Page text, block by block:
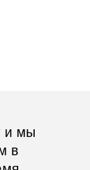
и мы
в